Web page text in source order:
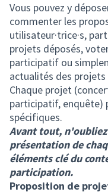
Vous pouvez y
commenter les
utilisateur·trice·s,
projets déposés,
participatif ou
actualités des projets
Chaque projet
participatif, enquête)
spécifiques.
Avant tout, n'oubliez
présentation de
éléments clé du
participation.
Proposition de